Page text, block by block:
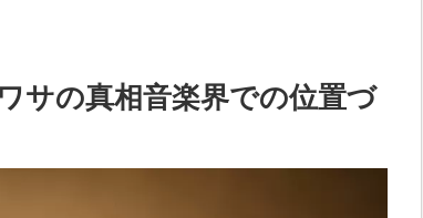
サの真相音楽界での位置づ